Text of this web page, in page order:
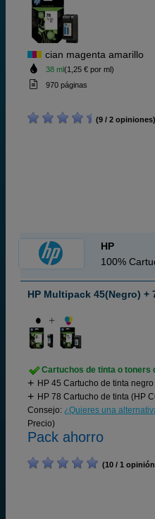
cian magenta amarillo
38 ml(1,25 € por ml)
970 páginas
(9 / 2 opiniones)
HP
100%
HP Multipack 45(Negro) +
Cartuchos de tinta o toners
HP 45 Cartucho de tinta
HP 78 Cartucho de tinta (HP
Consejo: ¿Quieres una
Precio)
Pack ahorro
(10 / 1